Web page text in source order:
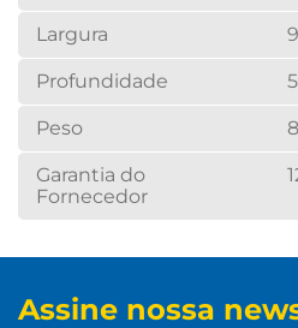
Largura
Profundidade
Peso
Garantia do
Fornecedor
Assine nossa